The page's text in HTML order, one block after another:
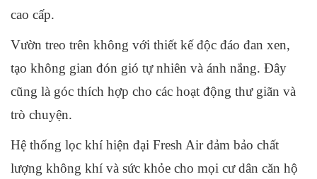
cao cấp.
Vườn treo trên không với thiết kế độc đáo đan xen,
tạo không gian đón gió tự nhiên và ánh nắng. Đây
cũng là góc thích hợp cho các hoạt động thư giãn và
trò chuyện.
Hệ thống lọc khí hiện đại Fresh Air đảm bảo chất
lượng không khí và sức khỏe cho mọi cư dân căn hộ